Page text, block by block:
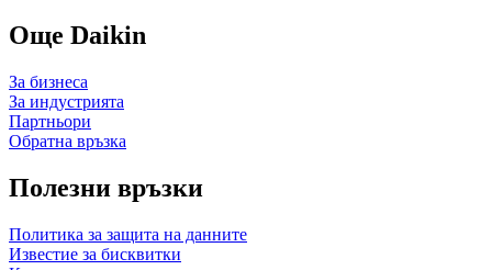
Още Daikin
За бизнеса
За индустрията
Партньори
Обратна връзка
Полезни връзки
Политика за защита на данните
Известие за бисквитки